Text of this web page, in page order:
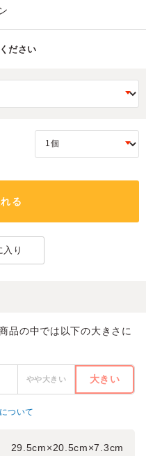
ださい
る
入り
品の中では以下の大きさに
やや大きい 大きい
ついて
29.5cm×20.5cm×7.3cm